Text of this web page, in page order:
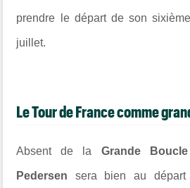
prendre le départ de son
juillet.
Le Tour de France comme
Absent de la Grande Boucle
Pedersen sera bien au